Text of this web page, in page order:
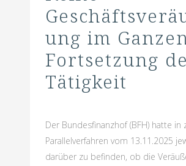
ung im
Fortsetzung
Tätigkeit
Der Bundesfinanzhof (BFH) hatte in
Parallelverfahren vom 13.11.2025
darüber zu befinden, ob die